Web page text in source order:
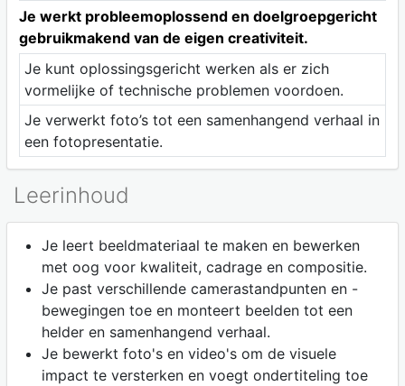
Je werkt probleemoplossend en doelgroepgericht
gebruikmakend van de eigen creativiteit.
Je kunt oplossingsgericht werken als er zich
vormelijke of technische problemen voordoen.
Je verwerkt foto’s tot een samenhangend verhaal in
een fotopresentatie.
Leerinhoud
Je leert beeldmateriaal te maken en bewerken
met oog voor kwaliteit, cadrage en compositie.
Je past verschillende camerastandpunten en -
bewegingen toe en monteert beelden tot een
helder en samenhangend verhaal.
Je bewerkt foto's en video's om de visuele
impact te versterken en voegt ondertiteling toe